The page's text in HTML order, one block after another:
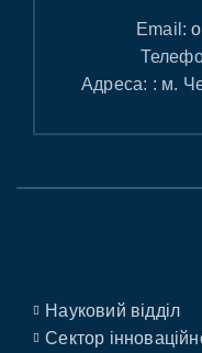
Email:
Адреса: : м.
Науковий відділ
Сектор